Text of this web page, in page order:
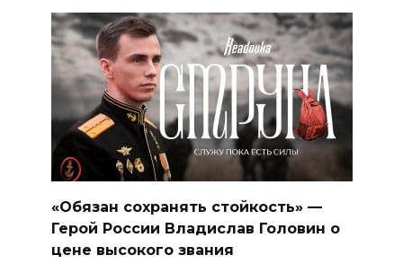
«Обязан сохранять стойкость» —
Герой России Владислав Головин о
цене высокого звания